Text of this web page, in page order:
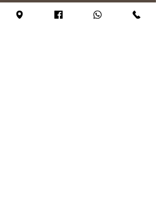
BEZOEK